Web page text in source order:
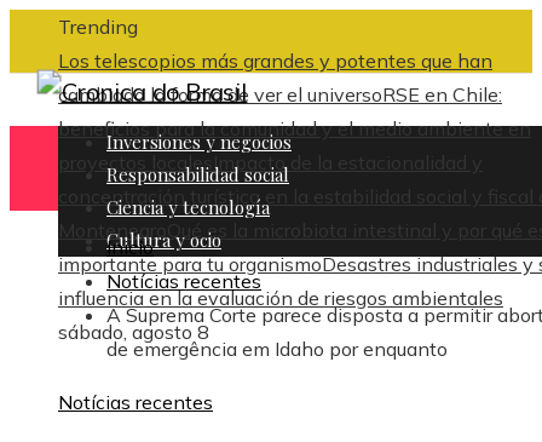
Trending
Los telescopios más grandes y potentes que han
cambiado la forma de ver el universoRSE en Chile:
beneficios para la comunidad y el medio ambiente en
proyectos locales Impacto de la estacionalidad y
concentración turística en la estabilidad social y fiscal
Montenegro
Qué es la microbiota intestinal y por qué
importante para tu organismoDesastres industriales y
influencia en la evaluación de riesgos ambientales
sábado, agosto 8
Inversiones y negocios
Responsabilidad social
Ciencia y tecnología
Cultura y ocio
Inicio
Notícias recentes
A Suprema Corte parece disposta a permitir
de emergência em Idaho por enquanto
Notícias recentes